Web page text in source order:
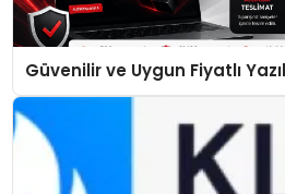
Güvenilir ve Uygun Fiyatlı